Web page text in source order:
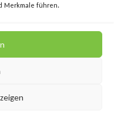
Merkmale führen.
KEEP IT SIMPLE.